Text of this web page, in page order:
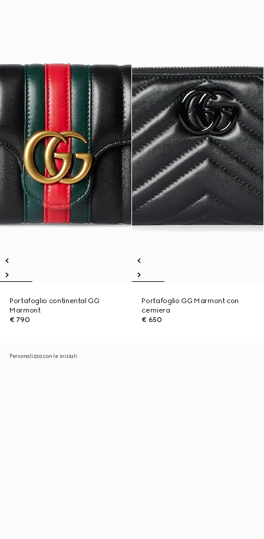
Portafoglio continental GG
Marmont
€ 790
Portafoglio GG Marmont con
cerniera
€ 650
Personalizza con le iniziali